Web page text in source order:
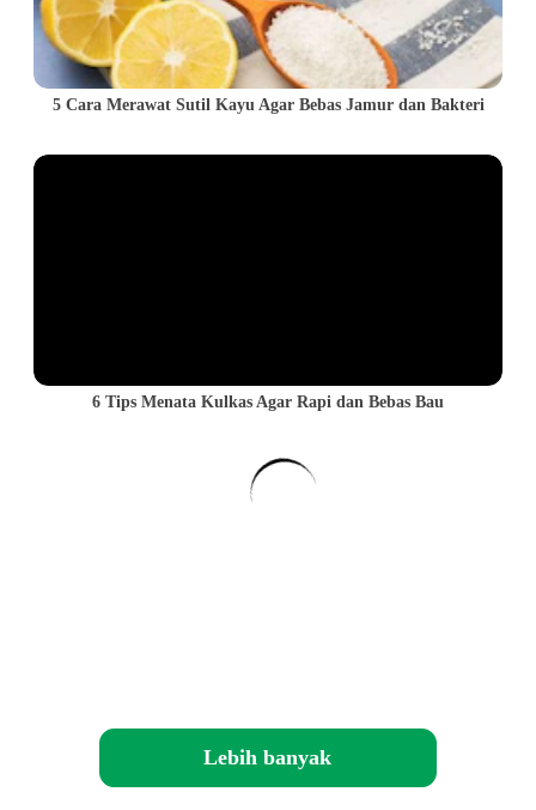
5 Cara Merawat Sutil Kayu Agar Bebas Jamur dan Bakteri
6 Tips Menata Kulkas Agar Rapi dan Bebas Bau
Lebih banyak